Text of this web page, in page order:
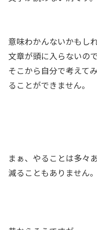
意味わかんないかもし
文章が頭に入らないの
そこから自分で考えて
ることができません。
まぁ、やることは多々
減ることもありません